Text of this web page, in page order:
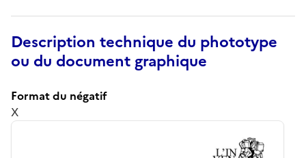
Description technique du phototype
ou du document graphique
Format du négatif
X